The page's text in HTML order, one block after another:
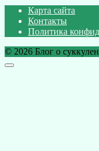
Карта сайта
Контакты
Политика
© 2026 Блог о